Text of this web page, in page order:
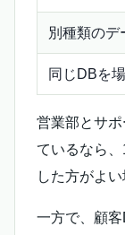
別種類のデ
同じDBを
営業部とサ
ているなら
した方がよい
一方で、顧